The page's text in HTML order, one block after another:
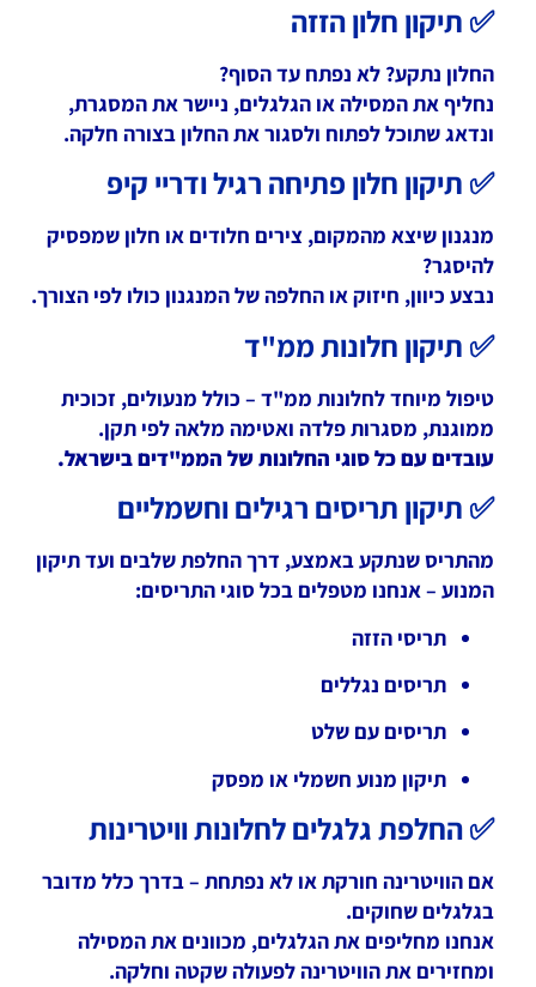
✅ תיקון חלון הזזה
החלון נתקע? לא נפתח עד הסוף?
נחליף את המסילה או הגלגלים, ניישר את המסגרת,
ונדאג שתוכל לפתוח ולסגור את החלון בצורה חלקה.
✅ תיקון חלון פתיחה רגיל ודריי קיפ
מנגנון שיצא מהמקום, צירים חלודים או חלון שמפסיק
להיסגר?
נבצע כיוון, חיזוק או החלפה של המנגנון כולו לפי הצורך.
✅ תיקון חלונות ממ"ד
טיפול מיוחד לחלונות ממ"ד – כולל מנעולים, זכוכית
ממוגנת, מסגרות פלדה ואטימה מלאה לפי תקן.
עובדים עם כל סוגי החלונות של הממ"דים בישראל.
✅ תיקון תריסים רגילים וחשמליים
מהתריס שנתקע באמצע, דרך החלפת שלבים ועד תיקון
המנוע – אנחנו מטפלים בכל סוגי התריסים:
תריסי הזזה
תריסים נגללים
תריסים עם שלט
תיקון מנוע חשמלי או מפסק
✅ החלפת גלגלים לחלונות וויטרינות
אם הוויטרינה חורקת או לא נפתחת – בדרך כלל מדובר
בגלגלים שחוקים.
אנחנו מחליפים את הגלגלים, מכוונים את המסילה
ומחזירים את הוויטרינה לפעולה שקטה וחלקה.